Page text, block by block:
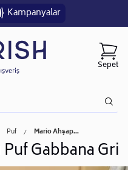
Kampanyalar
Sepet
Puf Mario Ahşap...
Gabbana Gri